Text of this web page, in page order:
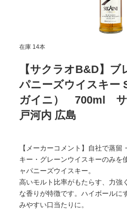
在庫 14本
【サクラオB&D】
パニーズウイスキー
ガイニ） 700ml
戸河内 広島
【メーカーコメント】自社で蒸留
キー・グレーンウイスキーのみを
ャパニーズウイスキー。
高いモルト比率がもたらす、力強
な香りが特徴です。ハイボールに
みやすい口当たりに。